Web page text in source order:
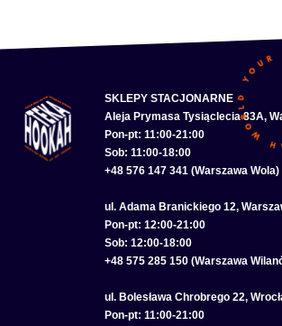
SKLEPY STACJONARNE
Aleja Prymasa Tysiąclecia 83A,
Pon-pt: 11:00-21:00
Sob: 11:00-18:00
+48 576 147 341 (Warszawa Wola)
ul. Adama Branickiego 12,
Pon-pt: 12:00-21:00
Sob: 12:00-18:00
+48 575 285 150 (Warszawa
ul. Bolesława Chrobrego 22,
Pon-pt: 11:00-21:00